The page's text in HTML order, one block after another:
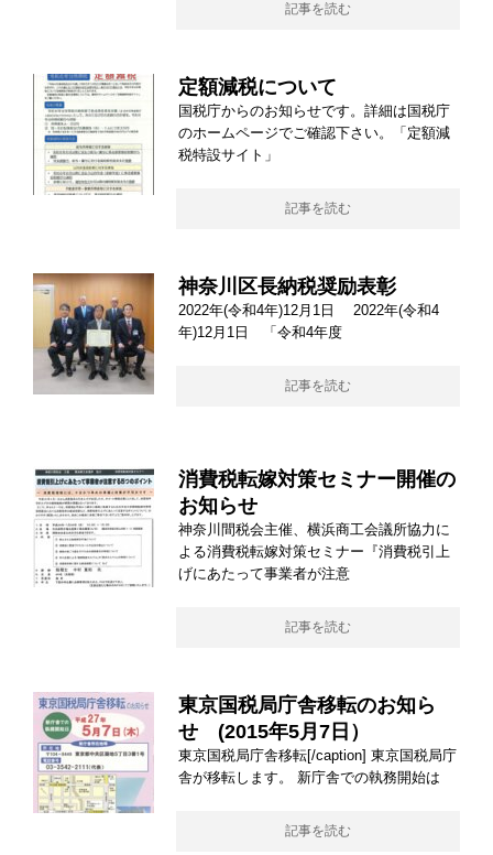
記事を読む
定額減税について
国税庁からのお知らせです。詳細は国税庁
のホームページでご確認下さい。「定額減
税特設サイト」
記事を読む
神奈川区長納税奨励表彰
2022年(令和4年)12月1日 2022年(令和4
年)12月1日 「令和4年度
記事を読む
消費税転嫁対策セミナー開催の
お知らせ
神奈川間税会主催、横浜商工会議所協力に
よる消費税転嫁対策セミナー『消費税引上
げにあたって事業者が注意
記事を読む
東京国税局庁舎移転のお知ら
せ (2015年5月7日）
東京国税局庁舎移転[/caption] 東京国税局庁
舎が移転します。 新庁舎での執務開始は
記事を読む